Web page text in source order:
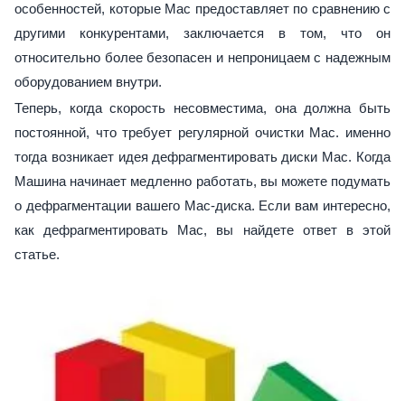
особенностей, которые Mac предоставляет по сравнению с
другими конкурентами, заключается в том, что он
относительно более безопасен и непроницаем с надежным
оборудованием внутри.
Теперь, когда скорость несовместима, она должна быть
постоянной, что требует регулярной очистки Mac. именно
тогда возникает идея дефрагментировать диски Mac. Когда
Машина начинает медленно работать, вы можете подумать
о дефрагментации вашего Mac-диска. Если вам интересно,
как дефрагментировать Mac, вы найдете ответ в этой
статье.